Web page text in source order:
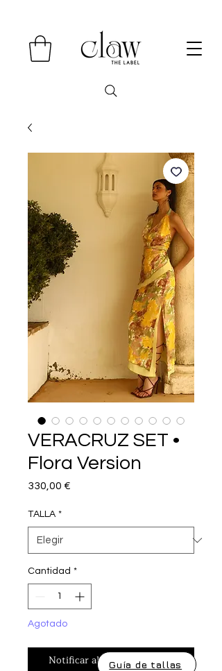
VERACRUZ SET •
Flora Version
330,00 €
TALLA *
Cantidad *
Agotado
Notificar al estar disponible
Guía de tallas